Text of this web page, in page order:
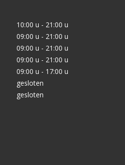
10:00 u - 21:00 u
09:00 u - 21:00 u
09:00 u - 21:00 u
09:00 u - 21:00 u
09:00 u - 17:00 u
gesloten
gesloten